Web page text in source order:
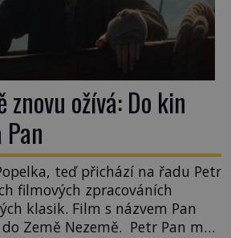
znovu ožívá: Do kin
teď přichází na řadu Petr
filmových zpracováních
klasik. Film s názvem Pan
Země Nezemě. Petr Pan má